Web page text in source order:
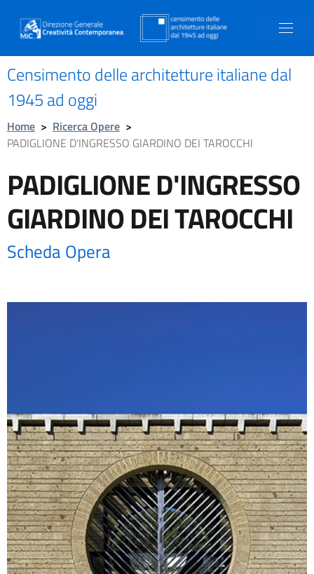
Censimento delle architetture italiane dal
1945 ad oggi
Home > Ricerca Opere >
PADIGLIONE D'INGRESSO GIARDINO DEI TAROCCHI
PADIGLIONE D'INGRESSO
GIARDINO DEI TAROCCHI
Scheda Opera